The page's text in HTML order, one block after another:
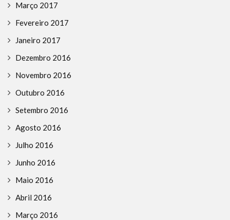
Março 2017
Fevereiro 2017
Janeiro 2017
Dezembro 2016
Novembro 2016
Outubro 2016
Setembro 2016
Agosto 2016
Julho 2016
Junho 2016
Maio 2016
Abril 2016
Março 2016